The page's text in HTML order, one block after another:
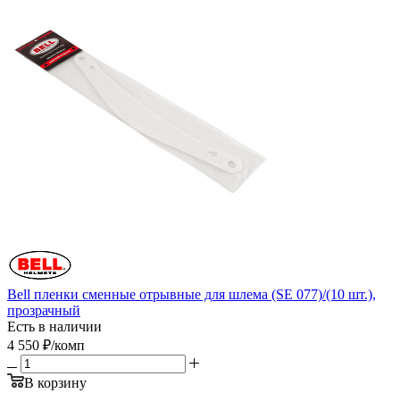
Bell пленки сменные отрывные для шлема (SE 077)/(10 шт.),
прозрачный
Есть в наличии
4 550 ₽/комп
В корзину